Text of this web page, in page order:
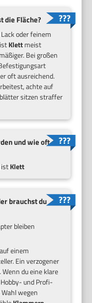
die Fläche?
oder feinem
Klettmeist
Bei großen
oft ausreichend.
achte auf
sitzen straffer
und wie oft
istKlett
brauchst du
bleiben
einem
Ein verzogener
du eine klare
und Profi-
wegen